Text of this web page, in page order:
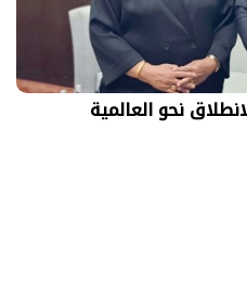
نحو العالمية